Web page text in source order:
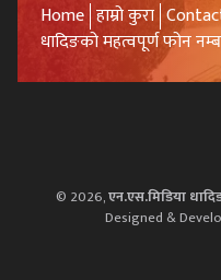
Home हाम्रो कुरा
धादिङको महत्वपूर्ण फोन
© 2026,एन.एस.मिडिया
Designed &